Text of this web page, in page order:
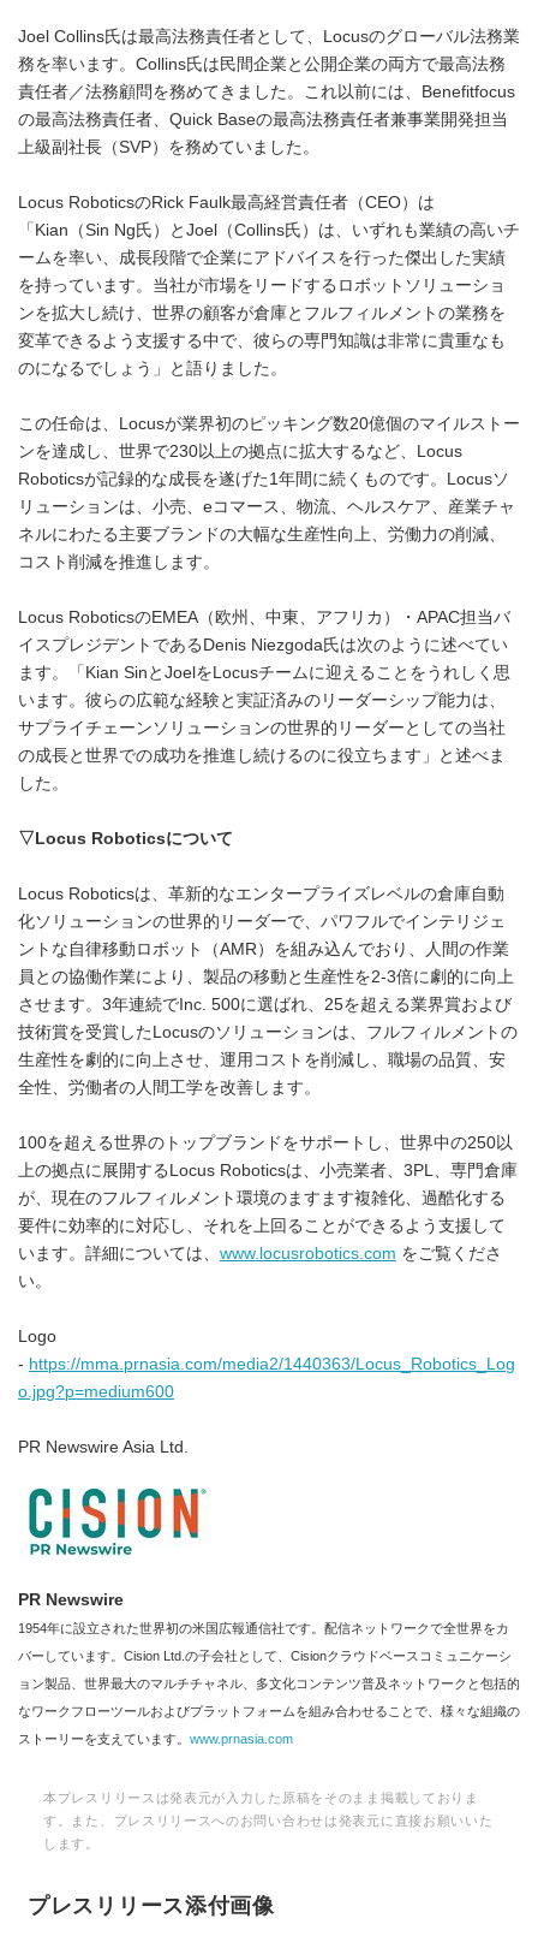
Joel Collins氏は最高法務責任者として、Locusのグローバル法務業
務を率います。Collins氏は民間企業と公開企業の両方で最高法務
責任者／法務顧問を務めてきました。これ以前には、Benefitfocus
の最高法務責任者、Quick Baseの最高法務責任者兼事業開発担当
上級副社長（SVP）を務めていました。
Locus RoboticsのRick Faulk最高経営責任者（CEO）は
「Kian（Sin Ng氏）とJoel（Collins氏）は、いずれも業績の高いチ
ームを率い、成長段階で企業にアドバイスを行った傑出した実績
を持っています。当社が市場をリードするロボットソリューショ
ンを拡大し続け、世界の顧客が倉庫とフルフィルメントの業務を
変革できるよう支援する中で、彼らの専門知識は非常に貴重なも
のになるでしょう」と語りました。
この任命は、Locusが業界初のピッキング数20億個のマイルストー
ンを達成し、世界で230以上の拠点に拡大するなど、Locus
Roboticsが記録的な成長を遂げた1年間に続くものです。Locusソ
リューションは、小売、eコマース、物流、ヘルスケア、産業チャ
ネルにわたる主要ブランドの大幅な生産性向上、労働力の削減、
コスト削減を推進します。
Locus RoboticsのEMEA（欧州、中東、アフリカ）・APAC担当バ
イスプレジデントであるDenis Niezgoda氏は次のように述べてい
ます。「Kian SinとJoelをLocusチームに迎えることをうれしく思
います。彼らの広範な経験と実証済みのリーダーシップ能力は、
サプライチェーンソリューションの世界的リーダーとしての当社
の成長と世界での成功を推進し続けるのに役立ちます」と述べま
した。
▽ Locus Roboticsについて
Locus Roboticsは、革新的なエンタープライズレベルの倉庫自動
化ソリューションの世界的リーダーで、パワフルでインテリジェ
ントな自律移動ロボット（AMR）を組み込んでおり、人間の作業
員との協働作業により、製品の移動と生産性を2-3倍に劇的に向上
させます。3年連続でInc. 500に選ばれ、25を超える業界賞および
技術賞を受賞したLocusのソリューションは、フルフィルメントの
生産性を劇的に向上させ、運用コストを削減し、職場の品質、安
全性、労働者の人間工学を改善します。
100を超える世界のトップブランドをサポートし、世界中の250以
上の拠点に展開するLocus Roboticsは、小売業者、3PL、専門倉庫
が、現在のフルフィルメント環境のますます複雑化、過酷化する
要件に効率的に対応し、それを上回ることができるよう支援して
います。詳細については、 www.locusrobotics.com をご覧くださ
い。
Logo
- https://mma.prnasia.com/media2/1440363/Locus_Robotics_Log
o.jpg?p=medium600
PR Newswire Asia Ltd.
PR Newswire
1954年に設立された世界初の米国広報通信社です。配信ネットワークで全世界をカ
バーしています。Cision Ltd.の子会社として、Cisionクラウドベースコミュニケーシ
ョン製品、世界最大のマルチチャネル、多文化コンテンツ普及ネットワークと包括的
なワークフローツールおよびプラットフォームを組み合わせることで、様々な組織の
ストーリーを支えています。 www.prnasia.com
本プレスリリースは発表元が入力した原稿をそのまま掲載しておりま
す。また、プレスリリースへのお問い合わせは発表元に直接お願いいた
します。
プレスリリース添付画像